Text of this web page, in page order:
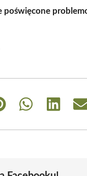
poświęcone
Share
Share